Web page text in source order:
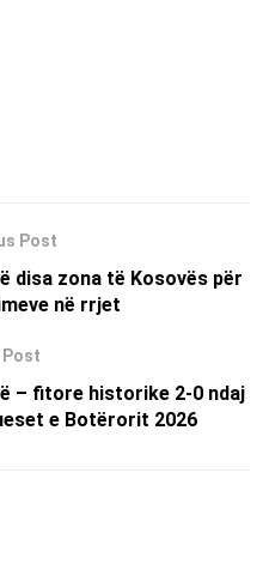
Post
disa zona të Kosovës për
në rrjet
Post
– fitore historike 2-0 ndaj
e Botërorit 2026